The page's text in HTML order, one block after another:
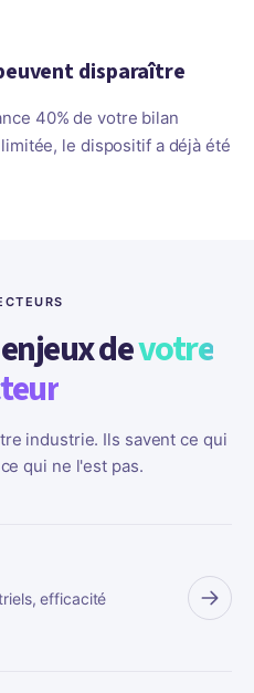
disparaître
40% de votre bilan
le dispositif a déjà été
devotre
industrie. Ils savent ce qui
qui ne l'est pas.
efficacité